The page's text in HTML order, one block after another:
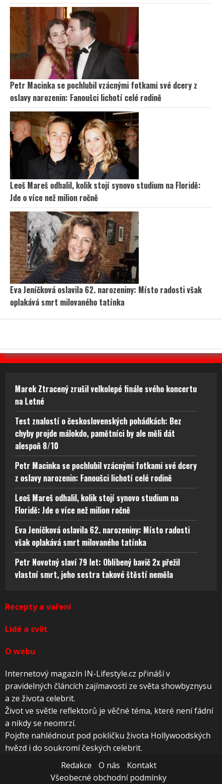
Petr Macinka se pochlubil vzácnými fotkami své dcery z
oslavy narozenin: Fanoušci lichotí celé rodině
Leoš Mareš odhalil, kolik stojí synovo studium na Floridě:
Jde o více než milion ročně
Eva Jeníčková oslavila 62. narozeniny: Místo radosti však
oplakává smrt milovaného tatínka
Marek Ztracený zrušil velkolepé finále svého koncertu
na Letné
Test znalostí o československých pohádkách: Bez
chyby projde málokdo, pamětníci by ale měli dát
alespoň 8/10
Petr Macinka se pochlubil vzácnými fotkami své dcery
z oslavy narozenin: Fanoušci lichotí celé rodině
Leoš Mareš odhalil, kolik stojí synovo studium na
Floridě: Jde o více než milion ročně
Eva Jeníčková oslavila 62. narozeniny: Místo radosti
však oplakává smrt milovaného tatínka
Petr Novotný slaví 79 let: Oblíbený bavič 2x přežil
vlastní smrt, jeho sestra takové štěstí neměla
Recepty a vaření
Lidé a svět
O webu
Internetový magazín IN-Lifestyle.cz přináší v
pravidelných článcích zajímavosti ze světa showbyznysu
a ze života celebrit.
Život ve světle reflektorů je věčné téma, které není fádní
a nikdy se neomrzí.
Pojďte nahlédnout pod pokličku života Hollywoodských
hvězd i do soukromí českých celebrit.
Redakce
O nás
Kontakt
Všeobecné obchodní podmínky